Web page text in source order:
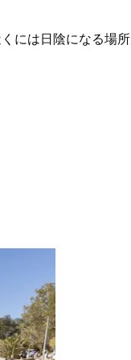
には日陰になる場